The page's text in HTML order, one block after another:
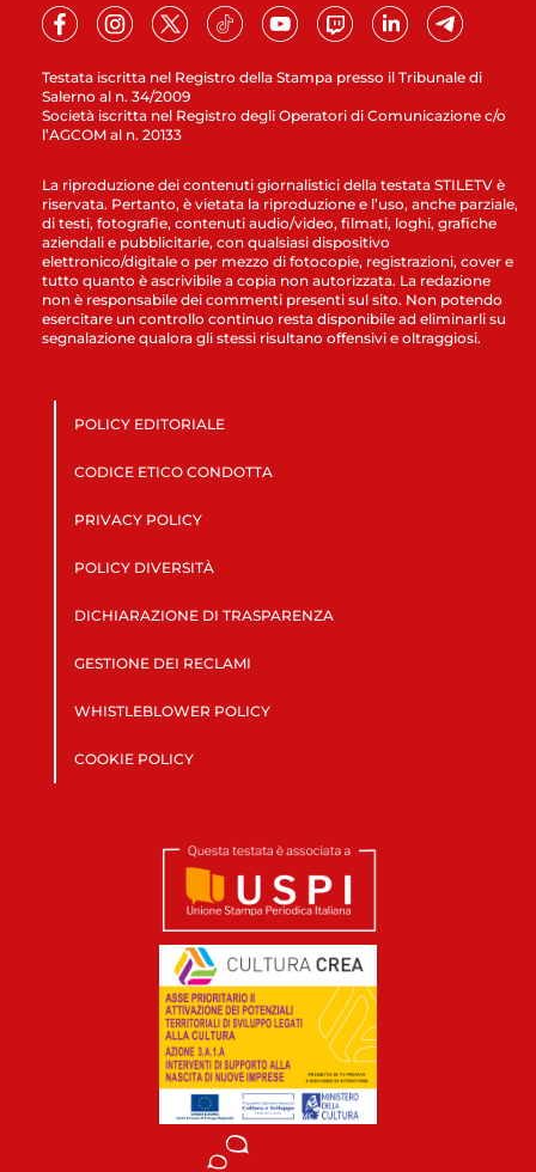
Testata iscritta nel Registro della Stampa presso il Tribunale di
Salerno al n. 34/2009
Società iscritta nel Registro degli Operatori di Comunicazione c/o
l’AGCOM al n. 20133
La riproduzione dei contenuti giornalistici della testata STILETV è
riservata. Pertanto, è vietata la riproduzione e l’uso, anche parziale,
di testi, fotografie, contenuti audio/video, filmati, loghi, grafiche
aziendali e pubblicitarie, con qualsiasi dispositivo
elettronico/digitale o per mezzo di fotocopie, registrazioni, cover e
tutto quanto è ascrivibile a copia non autorizzata. La redazione
non è responsabile dei commenti presenti sul sito. Non potendo
esercitare un controllo continuo resta disponibile ad eliminarli su
segnalazione qualora gli stessi risultano offensivi e oltraggiosi.
POLICY EDITORIALE
CODICE ETICO CONDOTTA
PRIVACY POLICY
POLICY DIVERSITÀ
DICHIARAZIONE DI TRASPARENZA
GESTIONE DEI RECLAMI
WHISTLEBLOWER POLICY
COOKIE POLICY